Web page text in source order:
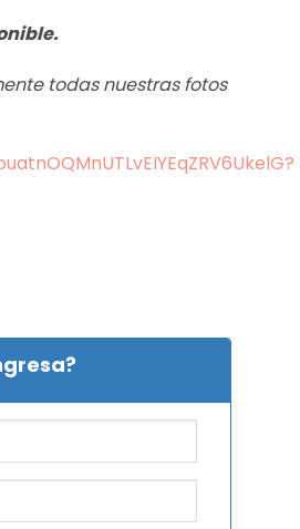
todas nuestras fotos